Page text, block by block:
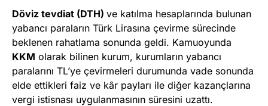
Döviz tevdiat (DTH) ve katılma hesaplarında bulunan
yabancı paraların Türk Lirasına çevirme sürecinde
beklenen rahatlama sonunda geldi. Kamuoyunda
KKM olarak bilinen kurum, kurumların yabancı
paralarını TL’ye çevirmeleri durumunda vade sonunda
elde ettikleri faiz ve kâr payları ile diğer kazançlarına
vergi istisnası uygulanmasının süresini uzattı.